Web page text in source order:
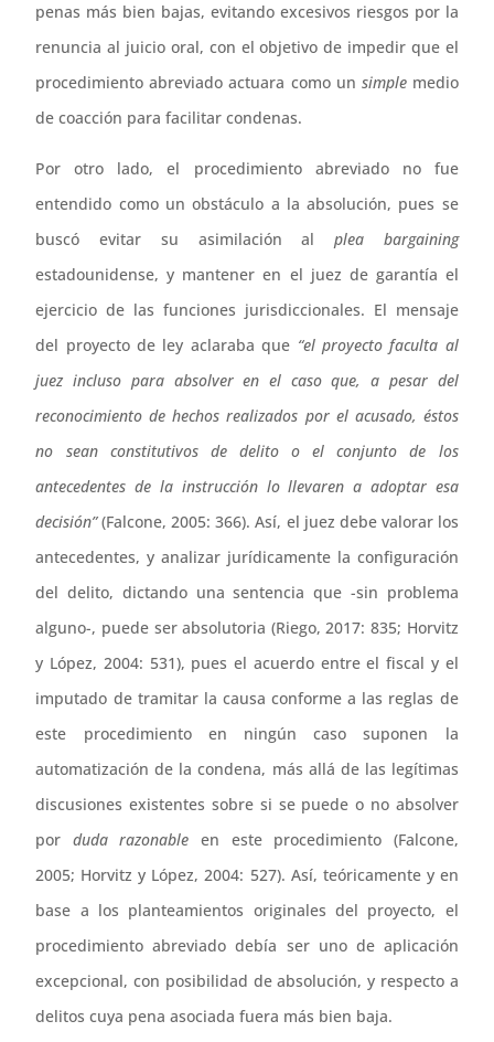
penas más bien bajas, evitando excesivos riesgos por la
renuncia al juicio oral, con el objetivo de impedir que el
procedimiento abreviado actuara como un simplemedio
de coacción para facilitar condenas.
Por otro lado, el procedimiento abreviado no fue
entendido como un obstáculo a la absolución, pues se
buscó evitar su asimilación al plea bargaining
estadounidense, y mantener en el juez de garantía el
ejercicio de las funciones jurisdiccionales. El mensaje
del proyecto de ley aclaraba que “el proyecto faculta al
juez incluso para absolver en el caso que, a pesar del
reconocimiento de hechos realizados por el acusado, éstos
no sean constitutivos de delito o el conjunto de los
antecedentes de la instrucción lo llevaren a adoptar esa
decisión”(Falcone, 2005: 366). Así, el juez debe valorar los
antecedentes, y analizar jurídicamente la configuración
del delito, dictando una sentencia que -sin problema
alguno-, puede ser absolutoria (Riego, 2017: 835; Horvitz
y López, 2004: 531), pues el acuerdo entre el fiscal y el
imputado de tramitar la causa conforme a las reglas de
este procedimiento en ningún caso suponen la
automatización de la condena, más allá de las legítimas
discusiones existentes sobre si se puede o no absolver
por duda razonable en este procedimiento (Falcone,
2005; Horvitz y López, 2004: 527). Así, teóricamente y en
base a los planteamientos originales del proyecto, el
procedimiento abreviado debía ser uno de aplicación
excepcional, con posibilidad de absolución, y respecto a
delitos cuya pena asociada fuera más bien baja.